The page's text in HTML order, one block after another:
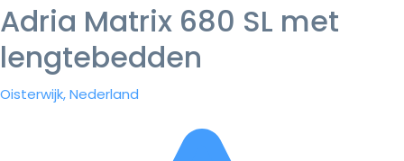
Adria Matrix 680 SL met
lengtebedden
Oisterwijk, Nederland